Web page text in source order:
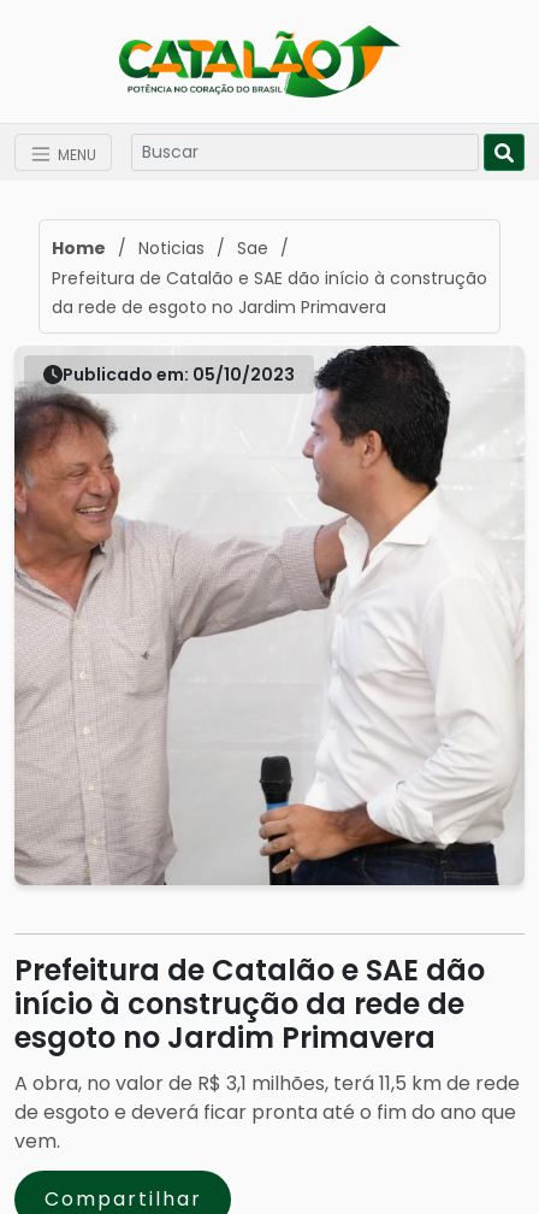
MENU
Home / Noticias / Sae /
Prefeitura de Catalão e SAE dão início à construção
da rede de esgoto no Jardim Primavera
Publicado em: 05/10/2023
Prefeitura de Catalão e SAE dão
início à construção da rede de
esgoto no Jardim Primavera
A obra, no valor de R$ 3,1 milhões, terá 11,5 km de rede
de esgoto e deverá ficar pronta até o fim do ano que
vem.
Compartilhar